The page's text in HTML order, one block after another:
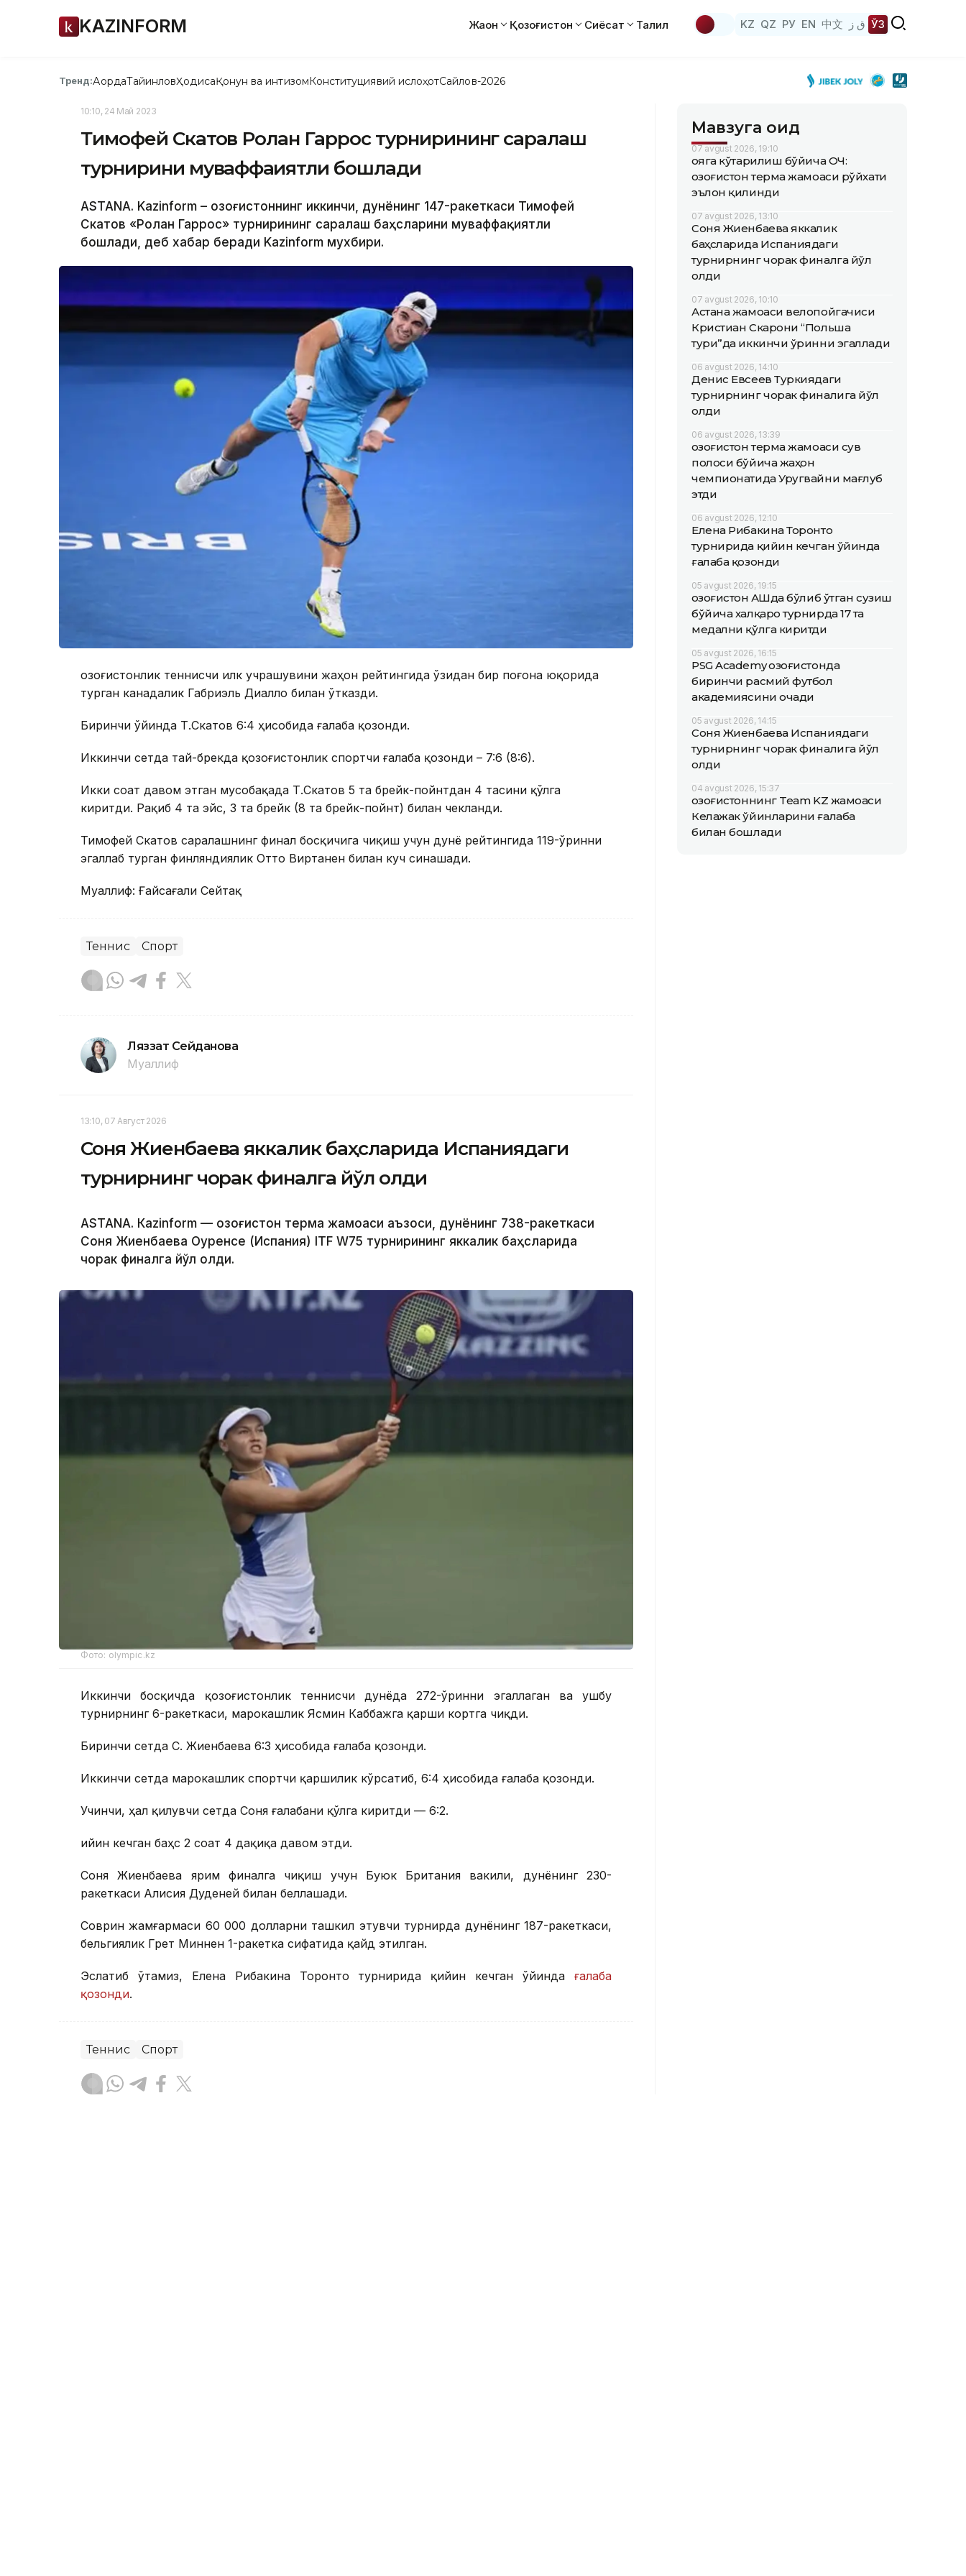
KAZINFORM Жаҳон Қозоғистон Сиёсат Таҳлил KZ QZ РУ EN 中文 ق ز ЎЗ
Тренд:АқордаТайинловҲодисаҚонун ва интизомКонституциявий ислоҳотСайлов-2026
10:10, 24 Май 2023
Тимофей Скатов Ролан Гаррос турнирининг саралаш
турнирини муваффақиятли бошлади
ASTANA. Kazinform – Қозоғистоннинг иккинчи, дунёнинг 147-ракеткаси Тимофей
Скатов «Ролан Гаррос» турнирининг саралаш баҳсларини муваффақиятли
бошлади, деб хабар беради Kazinform мухбири.
Қозоғистонлик теннисчи илк учрашувини жаҳон рейтингида ўзидан бир поғона юқорида
турган канадалик Габриэль Диалло билан ўтказди.
Биринчи ўйинда Т.Скатов 6:4 ҳисобида ғалаба қозонди.
Иккинчи сетда тай-брекда қозоғистонлик спортчи ғалаба қозонди – 7:6 (8:6).
Икки соат давом этган мусобақада Т.Скатов 5 та брейк-пойнтдан 4 тасини қўлга
киритди. Рақиб 4 та эйс, 3 та брейк (8 та брейк-пойнт) билан чекланди.
Тимофей Скатов саралашнинг финал босқичига чиқиш учун дунё рейтингида 119-ўринни
эгаллаб турган финляндиялик Отто Виртанен билан куч синашади.
Муаллиф: Ғайсағали Сейтақ
Теннис Спорт
Ляззат Сейданова
Муаллиф
13:10, 07 Август 2026
Соня Жиенбаева яккалик баҳсларида Испаниядаги
турнирнинг чорак финалга йўл олди
ASTANА. Кazinform — Қозоғистон терма жамоаси аъзоси, дунёнинг 738-ракеткаси
Соня Жиенбаева Оуренсе (Испания) ITF W75 турнирининг яккалик баҳсларида
чорак финалга йўл олди.
Фото: olympic.kz
Иккинчи босқичда қозоғистонлик теннисчи дунёда 272-ўринни эгаллаган ва ушбу
турнирнинг 6-ракеткаси, марокашлик Ясмин Каббажга қарши кортга чиқди.
Биринчи сетда С. Жиенбаева 6:3 ҳисобида ғалаба қозонди.
Иккинчи сетда марокашлик спортчи қаршилик кўрсатиб, 6:4 ҳисобида ғалаба қозонди.
Учинчи, ҳал қилувчи сетда Соня ғалабани қўлга киритди — 6:2.
Қийин кечган баҳс 2 соат 4 дақиқа давом этди.
Соня Жиенбаева ярим финалга чиқиш учун Буюк Британия вакили, дунёнинг 230-
ракеткаси Алисия Дуденей билан беллашади.
Соврин жамғармаси 60 000 долларни ташкил этувчи турнирда дунёнинг 187-ракеткаси,
бельгиялик Грет Миннен 1-ракетка сифатида қайд этилган.
Эслатиб ўтамиз, Елена Рибакина Торонто турнирида қийин кечган ўйинда ғалаба
қозонди.
Теннис Спорт
Мавзуга оид
07 avgust 2026, 19:10
Қояга кўтарилиш бўйича ОЧ:
Қозоғистон терма жамоаси рўйхати
эълон қилинди
07 avgust 2026, 13:10
Соня Жиенбаева яккалик
баҳсларида Испаниядаги
турнирнинг чорак финалга йўл
олди
07 avgust 2026, 10:10
Астана жамоаси велопойгачиси
Кристиан Скарони “Польша
тури”да иккинчи ўринни эгаллади
06 avgust 2026, 14:10
Денис Евсеев Туркиядаги
турнирнинг чорак финалига йўл
олди
06 avgust 2026, 13:39
Қозоғистон терма жамоаси сув
полоси бўйича жаҳон
чемпионатида Уругвайни мағлуб
этди
06 avgust 2026, 12:10
Елена Рибакина Торонто
турнирида қийин кечган ўйинда
ғалаба қозонди
05 avgust 2026, 19:15
Қозоғистон АҚШда бўлиб ўтган сузиш
бўйича халқаро турнирда 17 та
медални қўлга киритди
05 avgust 2026, 16:15
PSG Academy Қозоғистонда
биринчи расмий футбол
академиясини очади
05 avgust 2026, 14:15
Соня Жиенбаева Испаниядаги
турнирнинг чорак финалига йўл
олди
04 avgust 2026, 15:37
Қозоғистоннинг Team KZ жамоаси
Келажак ўйинларини ғалаба
билан бошлади